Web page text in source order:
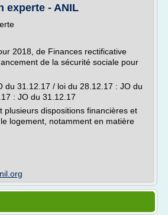
experte - ANIL
2018, de Finances rectificative
de la sécurité sociale pour
du 31.12.17 / loi du 28.12.17 : JO du
: JO du 31.12.17
plusieurs dispositions financières et
logement, notamment en matière